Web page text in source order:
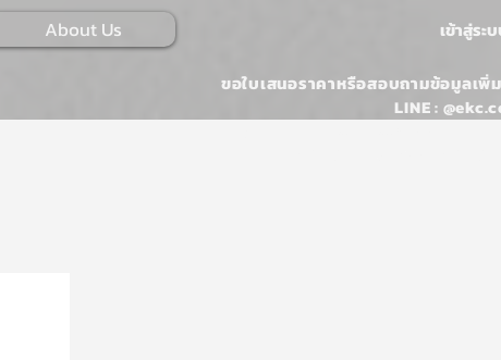
About Us เข้าสู่ระ
ขอใบเสนอราคาหรือสอบถามข้อมูลเพิ่
LINE :